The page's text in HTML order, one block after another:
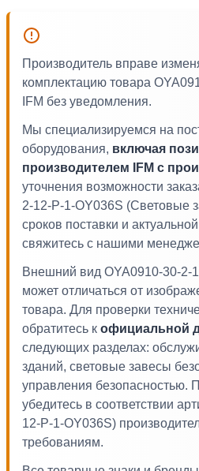
Производитель вправе
комплектацию товара
IFM без уведомления.
Мы специализируемся на
оборудования, включая
производителем IFM с
уточнения возможности
2-12-P-1-OY036S (Световые
сроков поставки и
свяжитесь с нашими
Внешний вид OYA0910-30-2-
может отличаться от
товара. Для проверки
обратитесь к официальной
следующих разделах:
зданий, световые завесы
управления безопасностью.
убедитесь в соответствии
12-P-1-OY036S)
требованиям.